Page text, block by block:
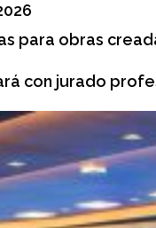
para obras
con jurado